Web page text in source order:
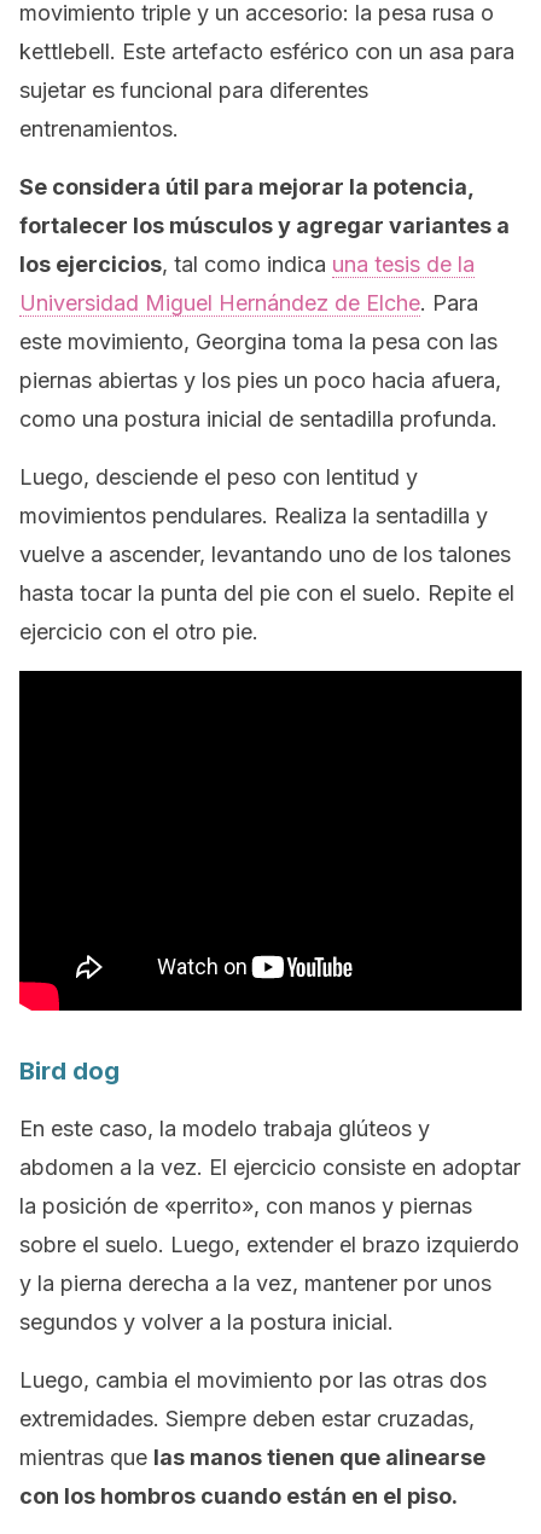
movimiento triple y un accesorio: la pesa rusa o
kettlebell. Este artefacto esférico con un asa para
sujetar es funcional para diferentes
entrenamientos.
Se considera útil para mejorar la potencia,
fortalecer los músculos y agregar variantes a
los ejercicios, tal como indica una tesis de la
Universidad Miguel Hernández de Elche. Para
este movimiento, Georgina toma la pesa con las
piernas abiertas y los pies un poco hacia afuera,
como una postura inicial de sentadilla profunda.
Luego, desciende el peso con lentitud y
movimientos pendulares. Realiza la sentadilla y
vuelve a ascender, levantando uno de los talones
hasta tocar la punta del pie con el suelo. Repite el
ejercicio con el otro pie.
Bird dog
En este caso, la modelo trabaja glúteos y
abdomen a la vez. El ejercicio consiste en adoptar
la posición de «perrito», con manos y piernas
sobre el suelo. Luego, extender el brazo izquierdo
y la pierna derecha a la vez, mantener por unos
segundos y volver a la postura inicial.
Luego, cambia el movimiento por las otras dos
extremidades. Siempre deben estar cruzadas,
mientras que las manos tienen que alinearse
con los hombros cuando están en el piso.